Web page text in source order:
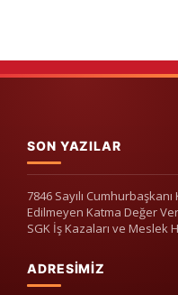
SON YAZILAR
7846 Sayılı
Edilmeyen Katma Değer
SGK İş Kazaları ve Meslek
ADRESIMIZ